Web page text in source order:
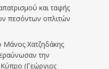
και ταφής
πεσόντων οπλιτών
Χατζηδάκης
την
(Γεώργιος